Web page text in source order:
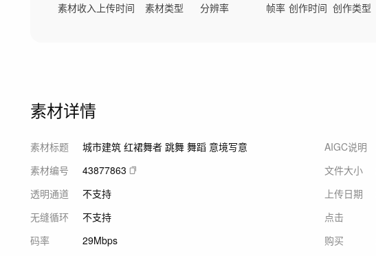
素材收入 上传时间 素材类型 分辨率 帧率 创作时间 创作类型
素材详情
素材标题
城市建筑 红裙舞者 跳舞 舞蹈 意境写意
素材编号
43877863
透明通道
不支持
无缝循环
不支持
码率
29Mbps
AIGC说明
文件大小
上传日期
点击
购买